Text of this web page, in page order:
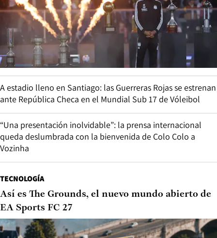
A estadio lleno en Santiago: las Guerreras Rojas se estrenan
ante República Checa en el Mundial Sub 17 de Vóleibol
“Una presentación inolvidable”: la prensa internacional
queda deslumbrada con la bienvenida de Colo Colo a
Vozinha
TECNOLOGÍA
Así es The Grounds, el nuevo mundo abierto de
EA Sports FC 27